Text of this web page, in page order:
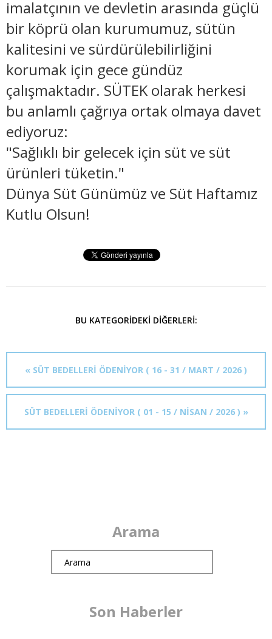
imalatçının ve devletin arasında güçlü
bir köprü olan kurumumuz, sütün
kalitesini ve sürdürülebilirliğini
korumak için gece gündüz
çalışmaktadır. SÜTEK olarak herkesi
bu anlamlı çağrıya ortak olmaya davet
ediyoruz:
​"Sağlıklı bir gelecek için süt ve süt
ürünleri tüketin."
​Dünya Süt Günümüz ve Süt Haftamız
Kutlu Olsun!
BU KATEGORIDEKI DIĞERLERI:
« SÜT BEDELLERİ ÖDENİYOR ( 16 - 31 / MART / 2026 )
SÜT BEDELLERİ ÖDENİYOR ( 01 - 15 / NİSAN / 2026 ) »
Arama
Son Haberler